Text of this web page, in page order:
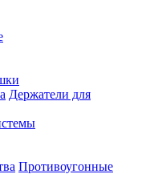
Держатели для
Противоугонные